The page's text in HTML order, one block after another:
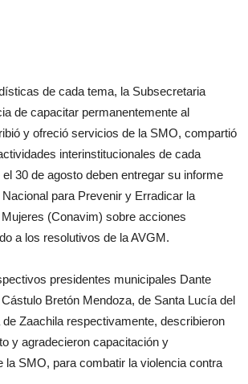
de cada tema, la Subsecretaria
de capacitar permanentemente al
y ofreció servicios de la SMO, compartió
interinstitucionales de cada
30 de agosto deben entregar su informe
para Prevenir y Erradicar la
(Conavim) sobre acciones
a los resolutivos de la AVGM.
presidentes municipales Dante
Bretón Mendoza, de Santa Lucía del
Zaachila respectivamente, describieron
y agradecieron capacitación y
la SMO, para combatir la violencia contra